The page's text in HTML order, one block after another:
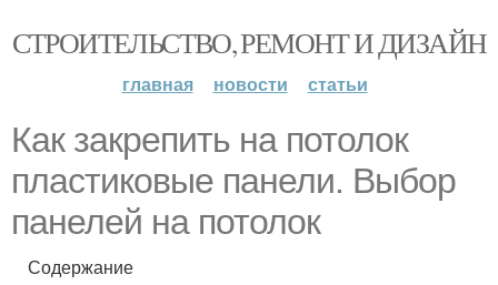
СТРОИТЕЛЬСТВО, РЕМОНТ И ДИЗАЙН
главная новости статьи
Как закрепить на потолок
пластиковые панели. Выбор
панелей на потолок
Содержание